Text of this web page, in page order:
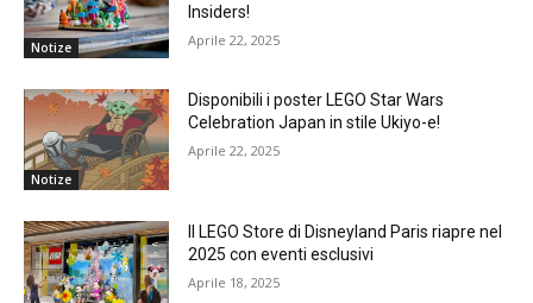
Notize
Insiders!
Aprile 22, 2025
Notize
Disponibili i poster LEGO Star Wars
Celebration Japan in stile Ukiyo-e!
Aprile 22, 2025
Il LEGO Store di Disneyland Paris riapre nel
2025 con eventi esclusivi
Aprile 18, 2025